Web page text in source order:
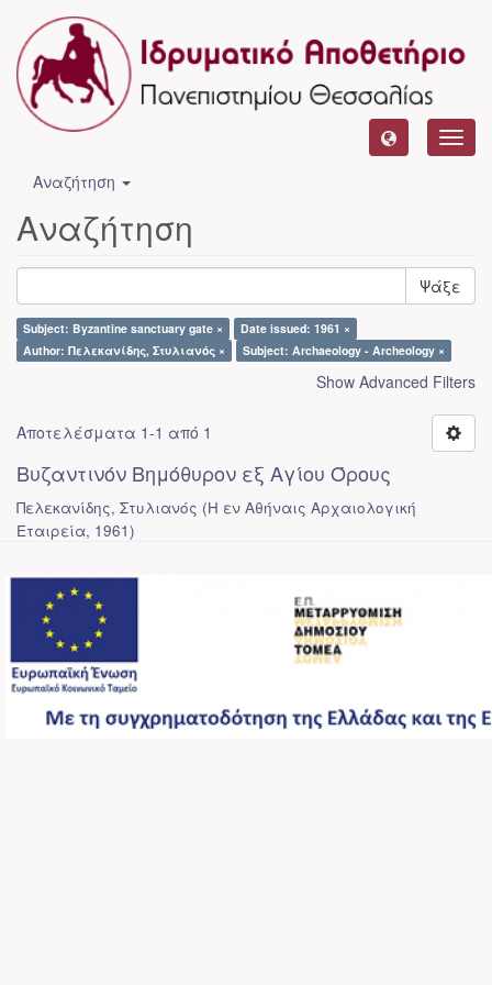
Αναζήτηση
Αναζήτηση
Ψάξε
Subject: Byzantine sanctuary gate ×
Date issued: 1961 ×
Author: Πελεκανίδης, Στυλιανός ×
Subject: Archaeology - Archeology ×
Show Advanced Filters
Αποτελέσματα 1-1 από 1
Βυζαντινόν Βημόθυρον εξ Αγίου Όρους
Πελεκανίδης, Στυλιανός (Η εν Αθήναις Αρχαιολογική
Εταιρεία, 1961)